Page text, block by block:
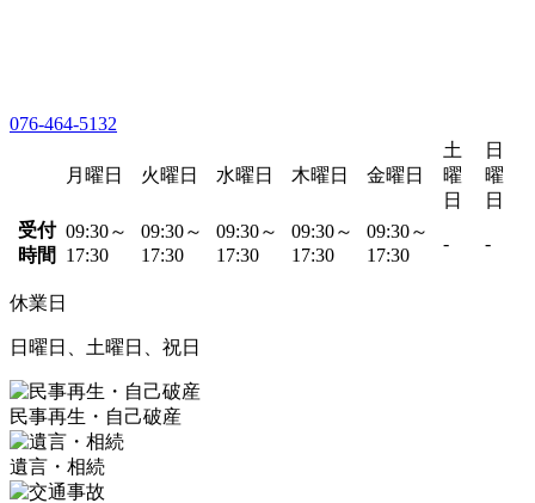
076-464-5132
月曜日 火曜日 水曜日 木曜日 金曜日
土
曜
日
日
曜
日
受付
時間
09:30～
17:30
09:30～
17:30
09:30～
17:30
09:30～
17:30
09:30～
17:30
- -
休業日
日曜日、土曜日、祝日
民事再生・自己破産
遺言・相続